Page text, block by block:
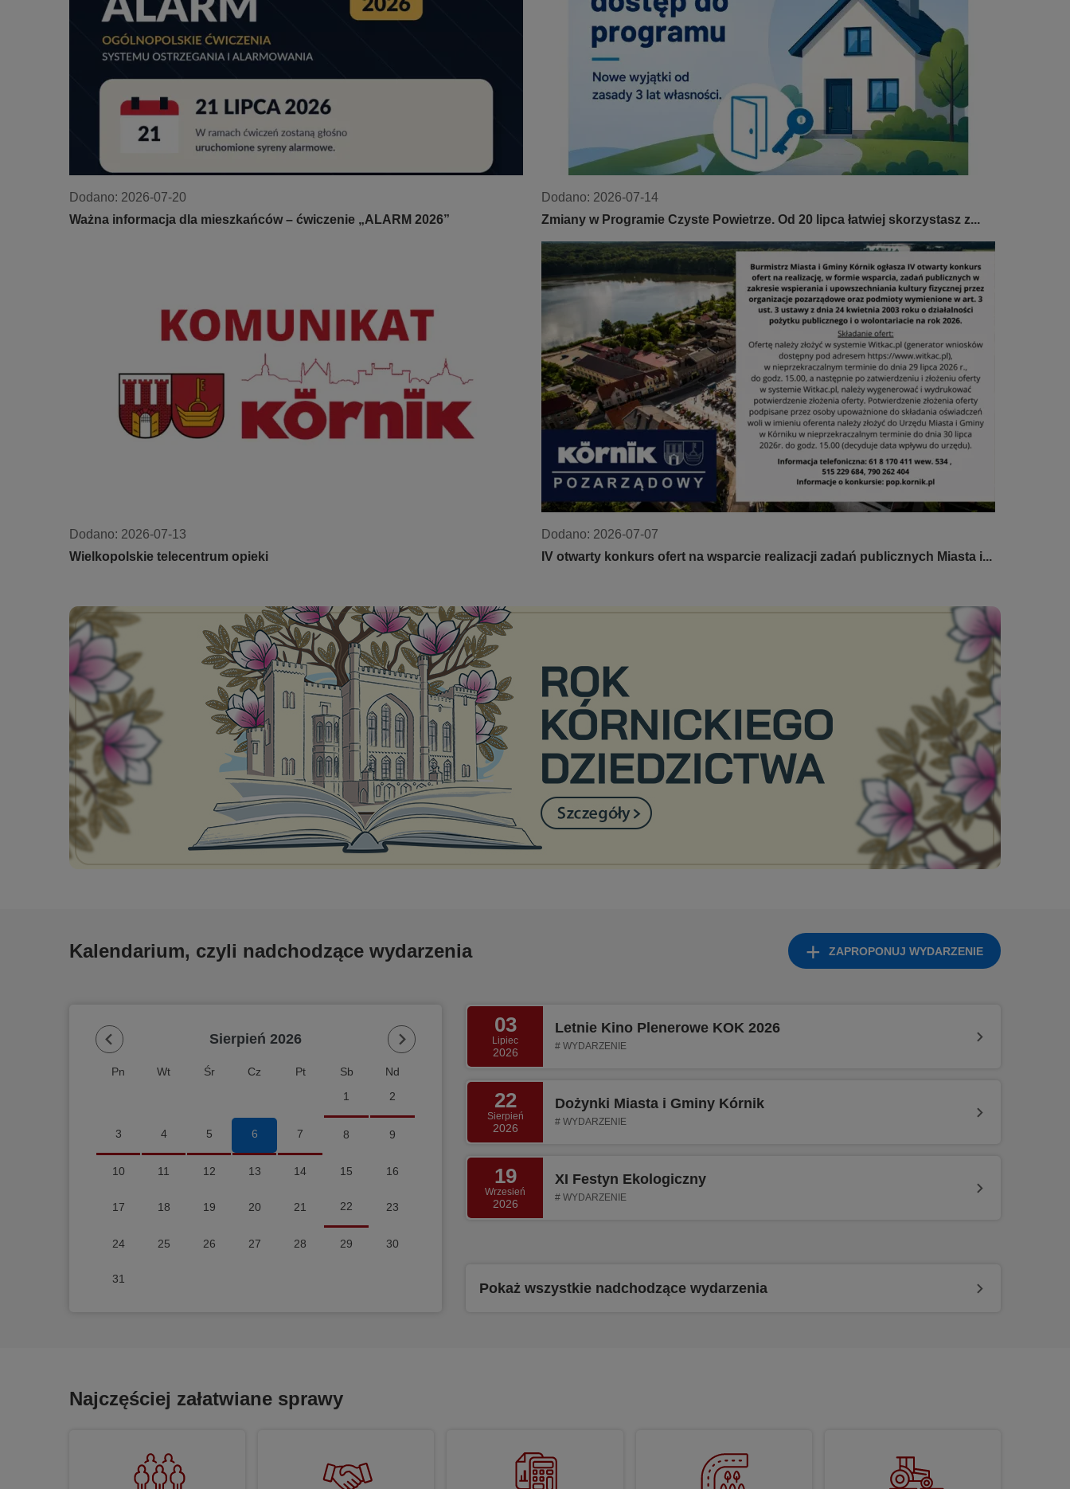
Dodano: 2026-07-20
Ważna informacja dla mieszkańców – ćwiczenie „ALARM 2026”
Dodano: 2026-07-14
Zmiany w Programie Czyste Powietrze. Od 20 lipca łatwiej skorzystasz z...
Dodano: 2026-07-13
Wielkopolskie telecentrum opieki
Dodano: 2026-07-07
IV otwarty konkurs ofert na wsparcie realizacji zadań publicznych Miasta i...
Kalendarium, czyli nadchodzące wydarzenia ZAPROPONUJ WYDARZENIE
Sierpień 2026
Pn Wt Śr Cz Pt Sb
Nd
1
2
3 4 5 6 7 8 9
10 11 12 13 14 15 16
17 18 19 20 21 22 23
24 25 26 27 28 29 30
31
03
Lipiec
2026
Letnie Kino Plenerowe KOK 2026
WYDARZENIE
22
Sierpień
2026
Dożynki Miasta i Gminy Kórnik
WYDARZENIE
19
Wrzesień
2026
XI Festyn Ekologiczny
WYDARZENIE
Pokaż wszystkie nadchodzące wydarzenia
Najczęściej załatwiane sprawy